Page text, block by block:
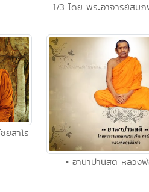
1/3 โดย พระอาจารย์ส
ยสาโร
• อานาปานสติ หลวง